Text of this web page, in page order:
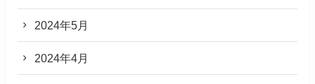
2024年5月
2024年4月